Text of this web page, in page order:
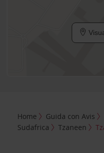
Home Guida con Avis
Sudafrica
Tzaneen